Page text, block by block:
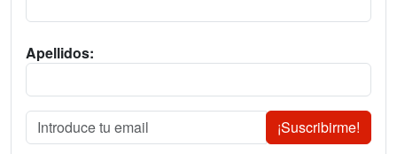
Apellidos:
¡Suscribirme!